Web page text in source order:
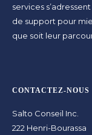
services
de support pour
que soit leur
CONTACTEZ-NOUS
Salto Conseil Inc.
222 Henri-Bourassa